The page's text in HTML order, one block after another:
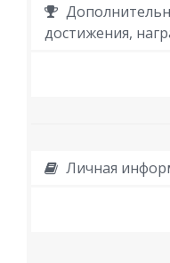
достижения,
Личная